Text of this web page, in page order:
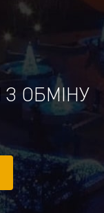
З ОБМІНУ